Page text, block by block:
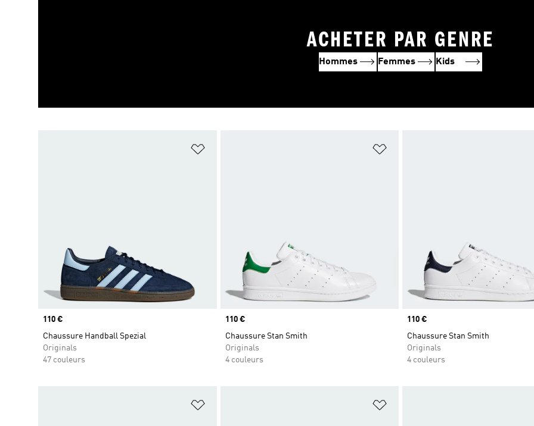
Prix
110 €
Chaussure Handball Spezial
Originals
47 couleurs
Prix
110 €
Chaussure Stan Smith
Originals
4 couleurs
Prix
110 €
Chaussure Stan Smith
Originals
4 couleurs
ACHETER PAR GENRE
Hommes Femmes Kids